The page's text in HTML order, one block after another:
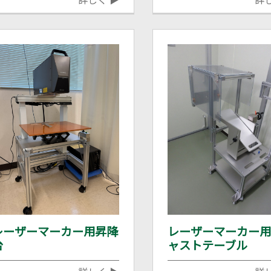
ザーマーカー用昇降
レーザーマーカー
ャストテーブル